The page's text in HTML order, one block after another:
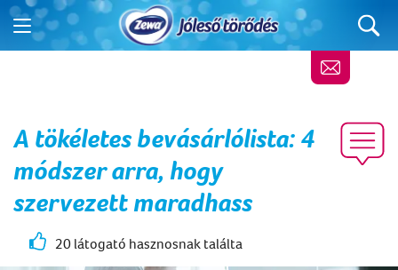
A tökéletes bevásárlólista: 4
módszer arra, hogy
szervezett maradhass
20 látogató hasznosnak találta